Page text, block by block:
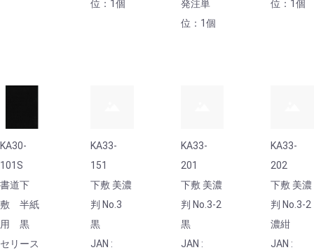
位：1個
発注単
位：1個
位：1個
KA30-
101S
書道下
敷 半紙
用 黒
セリース
KA33-
151
下敷 美濃
判 No.3
黒
JAN :
KA33-
201
下敷 美濃
判 No.3-2
黒
JAN :
KA33-
202
下敷 美濃
判 No.3-2
濃紺
JAN :